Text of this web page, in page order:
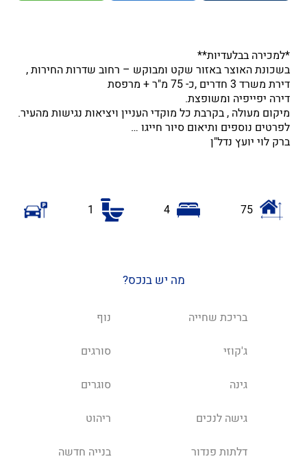
*למכירה בבלעדיות**
בשכונת האוצר באזור שקט ומבוקש – רחוב שדרות החירות ,
דירת משרד 3 חדרים ,כ- 75 מ"ר + מרפסת
דירה יפייפיה ומשופצת.
מיקום מעולה , בקרבת כל מוקדי העניין ויציאות נגישות מהעיר.
לפרטים נוספים ותיאום סיור חייגו …
ברק לוי יועץ נדל"ן
75
4
1
מה יש בנכס?
בריכת שחייה נוף
ג'קוזי סורגים
גינה סוגרים
גישה לנכים ריהוט
דלתות פנדור בנייה חדשה